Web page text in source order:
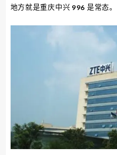
地方就是重庆中兴 996 是常态。